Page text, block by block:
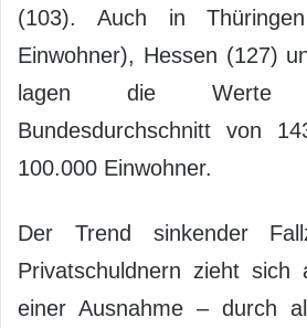
(103). Auch in
Einwohner), Hessen (127)
lagen die Werte
Bundesdurchschnitt von
100.000 Einwohner.
Der Trend sinkender
Privatschuldnern zieht
einer Ausnahme – durch